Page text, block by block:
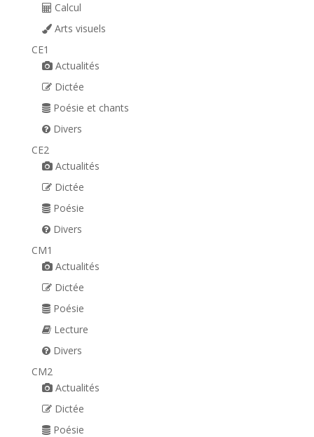
Calcul
Arts visuels
CE1
Actualités
Dictée
Poésie et chants
Divers
CE2
Actualités
Dictée
Poésie
Divers
CM1
Actualités
Dictée
Poésie
Lecture
Divers
CM2
Actualités
Dictée
Poésie